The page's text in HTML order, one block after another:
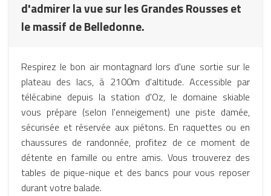
d'admirer la vue sur les Grandes Rousses et
le massif de Belledonne.
Respirez le bon air montagnard lors d'une sortie sur le
plateau des lacs, à 2100m d'altitude. Accessible par
télécabine depuis la station d'Oz, le domaine skiable
vous prépare (selon l'enneigement) une piste damée,
sécurisée et réservée aux piétons. En raquettes ou en
chaussures de randonnée, profitez de ce moment de
détente en famille ou entre amis. Vous trouverez des
tables de pique-nique et des bancs pour vous reposer
durant votre balade.